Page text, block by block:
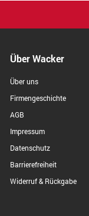
Über Wacker
Über uns
Firmengeschichte
AGB
Impressum
Datenschutz
Barrierefreiheit
Widerruf & Rückgabe